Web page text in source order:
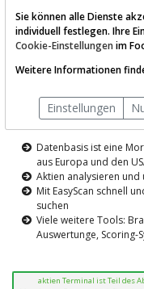
AKTIEN-
Die
TraderFox
Datenbasis ist eine
aus Europa und den
Aktien analysieren
Mit EasyScan schnell
suchen
Viele weitere Tools:
Auswertunge, Scoring-
aktien Terminal ist Teil des
Sie können alle Dienste
individuell festlegen. Ihre
Cookie-Einstellungen im
Weitere Informationen
Einstellungen